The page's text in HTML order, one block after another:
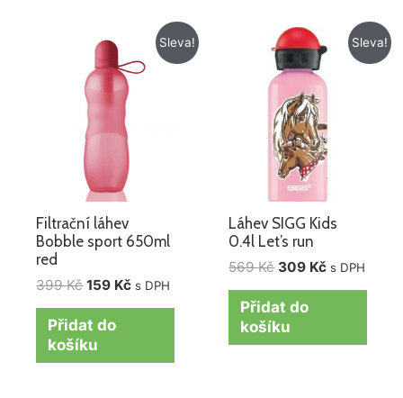
Sleva!
Filtrační láhev
Bobble sport 650ml
red
399Kč
cena
byla:
399 Kč.
159 Kč
Aktuální
cena
je:
s DPH
Přidat do
košíku
Sleva!
Láhev SIGG Kids
0.4l Let’s run
569Kč
Původní
cena
byla:
569 Kč.
309 Kč
Aktuální
cena
309 Kč.
s DPH
Přidat do
košíku